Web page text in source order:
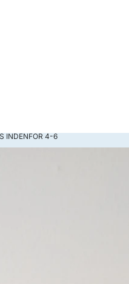
INDENFOR 4-6